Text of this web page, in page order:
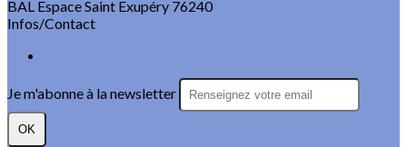
BAL Espace Saint Exupéry 76240
Infos/Contact
Je m'abonne à la newsletter
OK